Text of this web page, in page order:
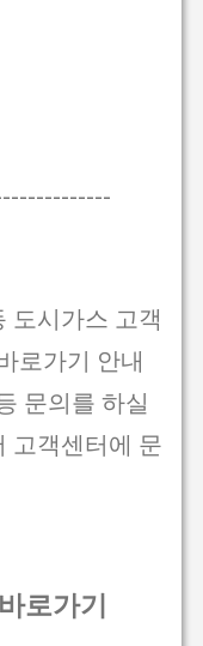
도시가스 고객
로가기 안내
문의를 하실
고객센터에 문
로가기